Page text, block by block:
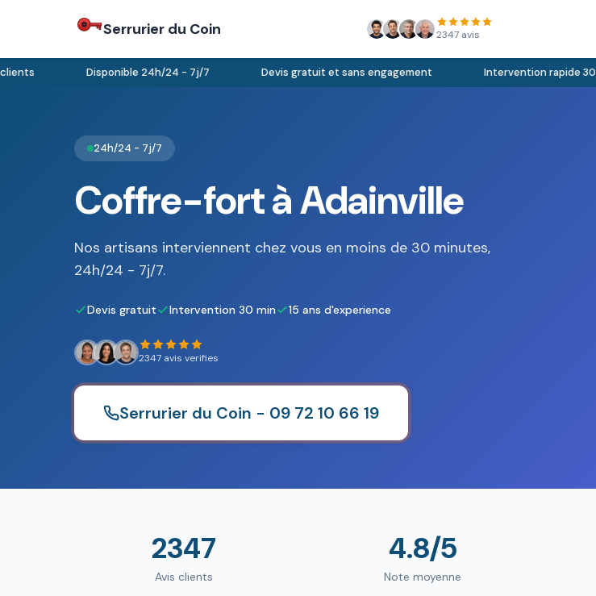
Serrurier du Coin 2347 avis
Disponible 24h/24 - 7j/7 Devis gratuit et sans engagement Intervention rapide 30 min
24h/24 - 7j/7
Coffre-fort à Adainville
Nos artisans interviennent chez vous en moins de 30 minutes,
24h/24 - 7j/7.
Devis gratuit Intervention 30 min 15 ans d'experience
2347 avis verifies
Serrurier du Coin - 09 72 10 66 19
2347
Avis clients
4.8/5
Note moyenne